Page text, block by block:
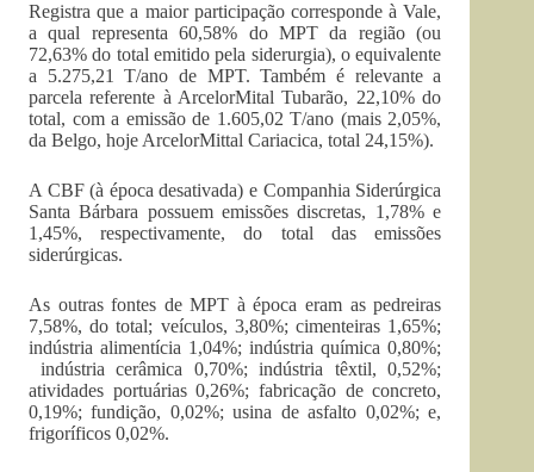
Registra que a maior participação corresponde à Vale,
a qual representa 60,58% doMPT da região (ou
72,63% do total emitido pela siderurgia), o equivalente
a 5.275,21 T/ano de MPT. Também é relevante a
parcela referente à ArcelorMital Tubarão, 22,10% do
total, com a emissão de 1.605,02 T/ano (mais 2,05%,
da Belgo, hoje ArcelorMittal Cariacica, total 24,15%).
A CBF (à época desativada) e Companhia Siderúrgica
Santa Bárbara possuem emissões discretas, 1,78% e
1,45%, respectivamente, do total das emissões
siderúrgicas.
As outras fontes deMPT à época eram as pedreiras
7,58%, do total; veículos, 3,80%; cimenteiras 1,65%;
indústria alimentícia 1,04%; indústria química 0,80%;
indústria cerâmica 0,70%; indústria têxtil, 0,52%;
atividades portuárias 0,26%; fabricação de concreto,
0,19%; fundição, 0,02%; usina de asfalto 0,02%; e,
frigoríficos 0,02%.